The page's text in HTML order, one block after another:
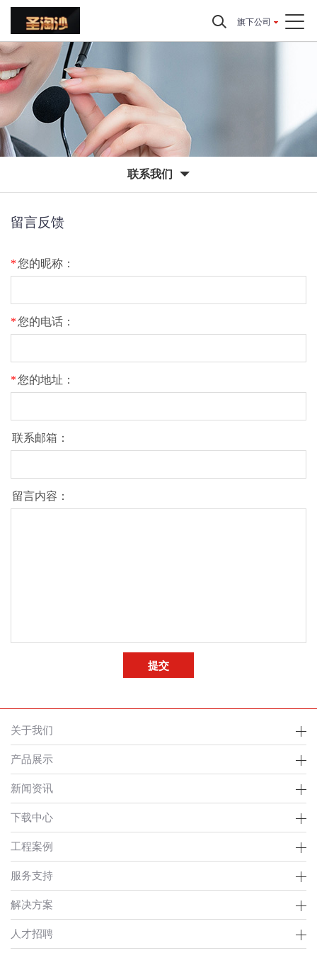
旗下公司
联系我们
留言反馈
*您的昵称：
*您的电话：
*您的地址：
联系邮箱：
留言内容：
关于我们
产品展示
新闻资讯
下载中心
工程案例
服务支持
解决方案
人才招聘